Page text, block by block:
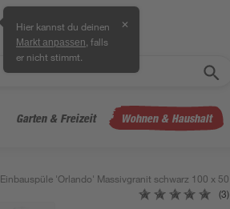
Hier kannst du deinen
Markt anpassen , falls
er nicht stimmt.
✕
Garten & Freizeit Wohnen & Haushalt
Einbauspüle 'Orlando' Massivgranit schwarz 100 x
(3)